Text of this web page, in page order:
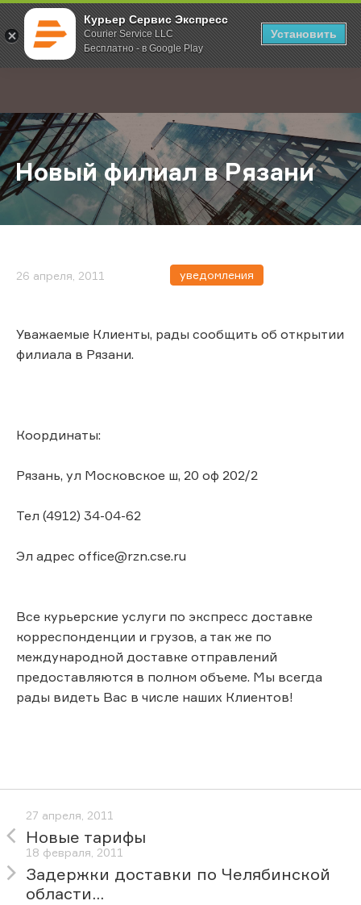
Курьер Сервис Экспресс
Courier Service LLC
Бесплатно - в Google Play
Установить
; Главная О компании Новости Новый филиал в Рязани
Новый филиал в Рязани
26 апреля, 2011 уведомления
Уважаемые Клиенты, рады сообщить об открытии
филиала в Рязани.
Координаты:
Рязань, ул Московское ш, 20 оф 202/2
Тел (4912) 34-04-62
Эл адрес office@rzn.cse.ru
Все курьерские услуги по экспресс доставке
корреспонденции и грузов, а так же по
международной доставке отправлений
предоставляются в полном объеме. Мы всегда
рады видеть Вас в числе наших Клиентов!
27 апреля, 2011
Новые тарифы
18 февраля, 2011
Задержки доставки по Челябинской
области...